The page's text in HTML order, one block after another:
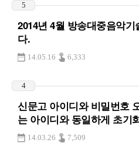
5
2014년 4월 방송대중음악
다.
14.05.16 6,333
4
신문고 아이디와 비밀번호
는 아이디와 동일하게 초기
14.03.26 7,509